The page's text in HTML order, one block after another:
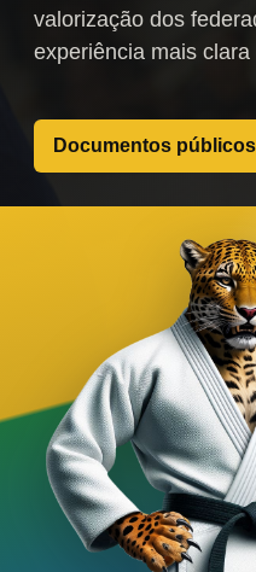
valorização dos
experiência mais clara
Documentos públicos